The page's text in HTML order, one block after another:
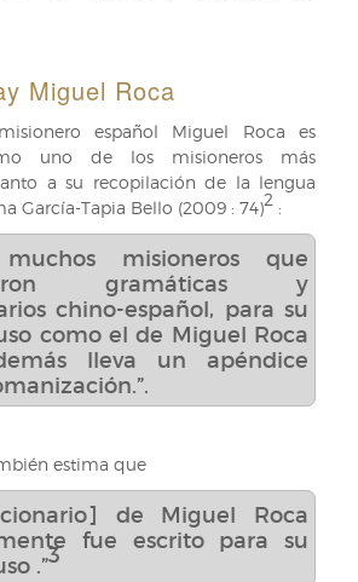
Miguel Roca
español Miguel Roca es
uno de los misioneros más
a su recopilación de la lengua
García-Tapia Bello (2009 : 74)2 :
muchos misioneros que
gramáticas y
chino-español, para su
como el de Miguel Roca
lleva un apéndice
estima que
de Miguel Roca
fue escrito para su
.”3